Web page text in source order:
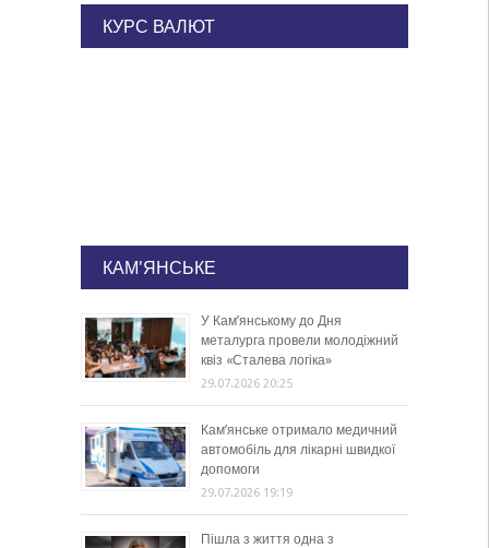
КУРС ВАЛЮТ
КАМ'ЯНСЬКЕ
У Кам’янському до Дня
металурга провели молодіжний
квіз «Сталева логіка»
29.07.2026 20:25
Кам’янське отримало медичний
автомобіль для лікарні швидкої
допомоги
29.07.2026 19:19
Пішла з життя одна з